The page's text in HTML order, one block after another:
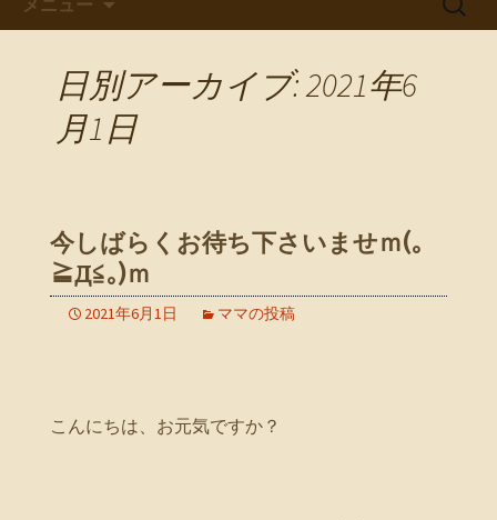
メニュー
日別アーカイブ: 2021年6
月1日
今しばらくお待ち下さいませｍ(｡
≧Д≦｡)ｍ
2021年6月1日 ママの投稿
こんにちは、お元気ですか？